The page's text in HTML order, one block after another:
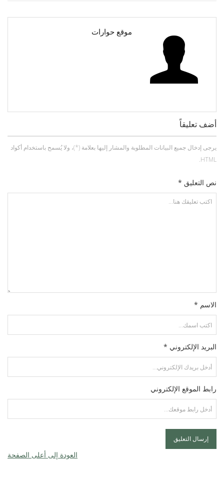
موقع حوارات
أضف تعليقاً
يرجى إدخال جميع البيانات المطلوبة والمشار إليها بعلامة (*)، ولا يُسمح باستخدام أكواد
HTML.
نص التعليق *
الاسم *
البريد الإلكتروني *
رابط الموقع الإلكتروني
العودة إلى أعلى الصفحة